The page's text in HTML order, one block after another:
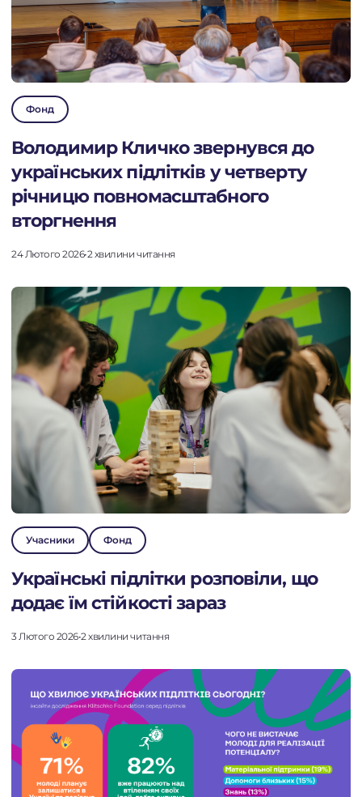
Фонд
Володимир Кличко звернувся до
українських підлітків у четверту
річницю повномасштабного
вторгнення
24 Лютого 2026•2 хвилини читання
Учасники Фонд
Українські підлітки розповіли, що
додає їм стійкості зараз
3 Лютого 2026•2 хвилини читання